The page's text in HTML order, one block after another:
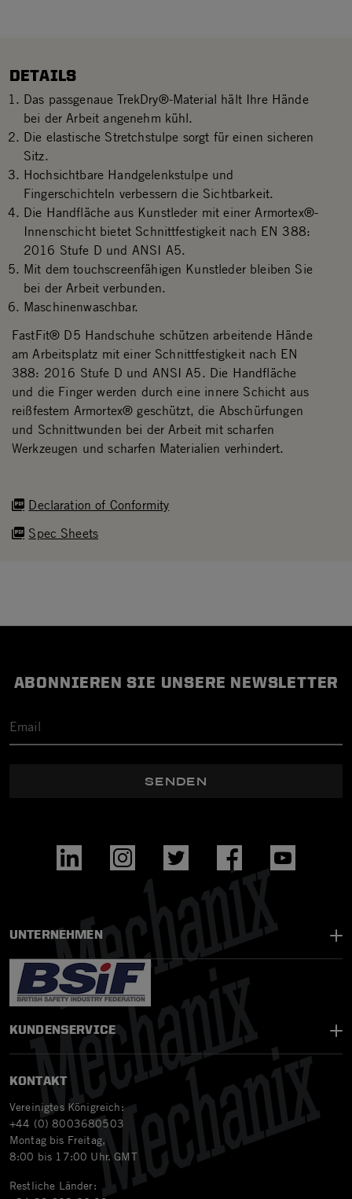
DETAILS
Das passgenaue TrekDry®-Material hält Ihre Hände
bei der Arbeit angenehm kühl.
Die elastische Stretchstulpe sorgt für einen sicheren
Sitz.
Hochsichtbare Handgelenkstulpe und
Fingerschichteln verbessern die Sichtbarkeit.
Die Handfläche aus Kunstleder mit einer Armortex®-
Innenschicht bietet Schnittfestigkeit nach EN 388:
2016 Stufe D und ANSI A5.
Mit dem touchscreenfähigen Kunstleder bleiben Sie
bei der Arbeit verbunden.
Maschinenwaschbar.
Declaration of Conformity
Spec Sheets
FastFit® D5 Handschuhe schützen arbeitende Hände
am Arbeitsplatz mit einer Schnittfestigkeit nach EN
388: 2016 Stufe D und ANSI A5. Die Handfläche
und die Finger werden durch eine innere Schicht aus
reißfestem Armortex® geschützt, die Abschürfungen
und Schnittwunden bei der Arbeit mit scharfen
Werkzeugen und scharfen Materialien verhindert.
ABONNIEREN SIE UNSERE NEWSLETTER
SENDEN
UNTERNEHMEN
KUNDENSERVICE
KONTAKT
Vereinigtes Königreich:
+44 (0) 8003680503
Montag bis Freitag,
8:00 bis 17:00 Uhr. GMT
Restliche Länder: